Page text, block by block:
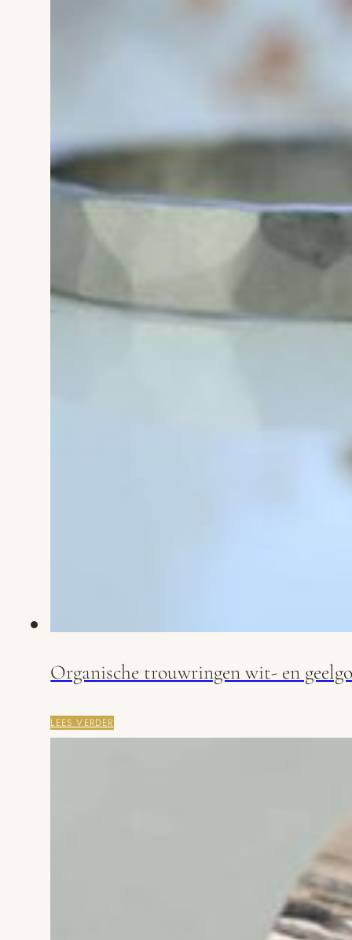
Organische trouwringen wit- en
LEES VERDER